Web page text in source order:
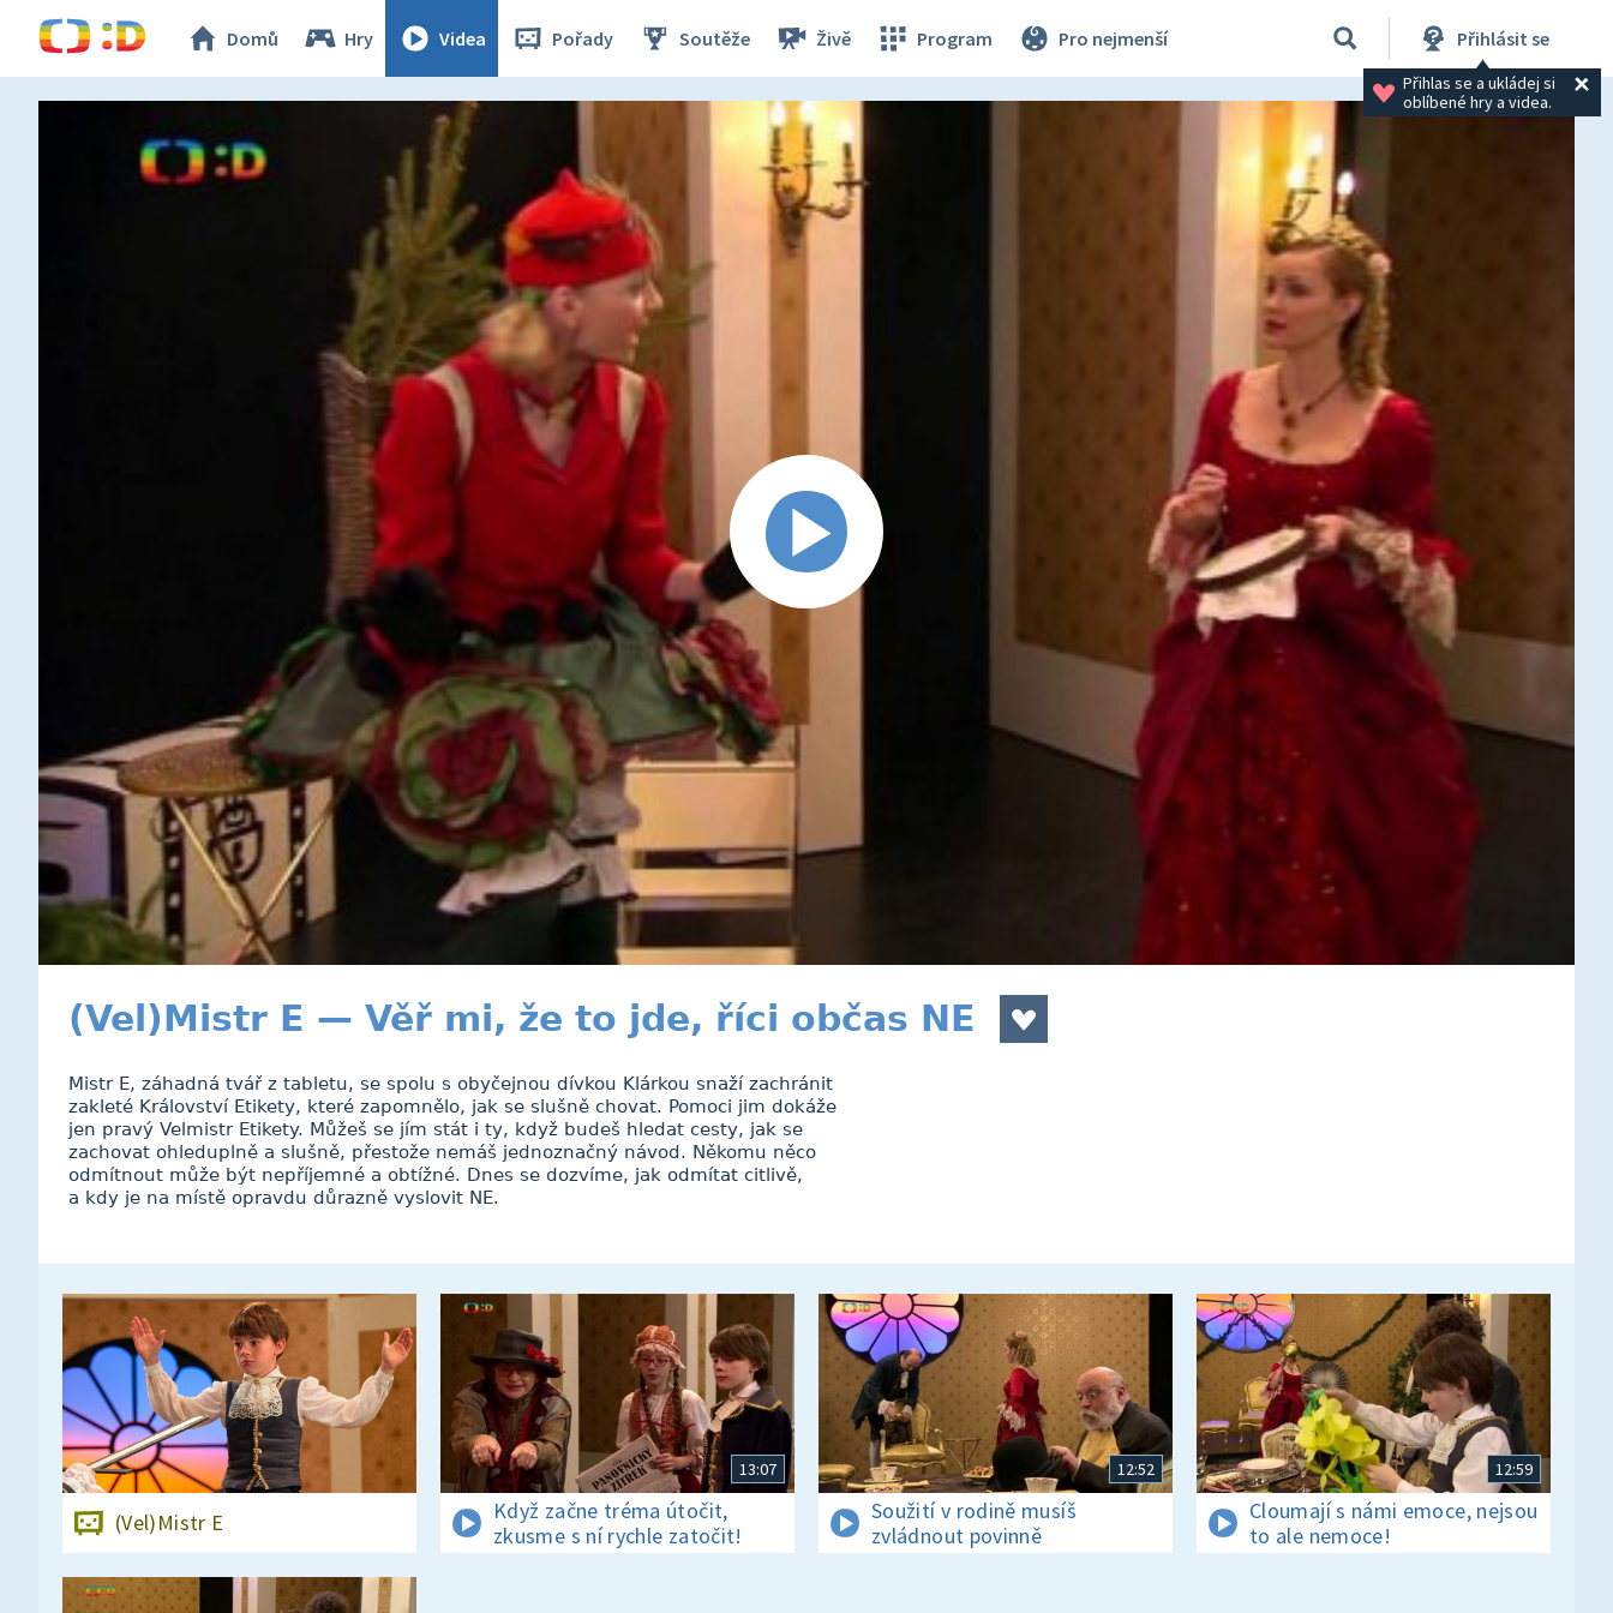
Domů Hry Videa Pořady Soutěže Živě Program Pro nejmenší Přihlásit se
Přihlas se a ukládej si
oblíbené hry a videa.
(Vel)Mistr E — Věř mi, že to jde, říci občas NE
Mistr E, záhadná tvář z tabletu, se spolu s obyčejnou dívkou Klárkou snaží zachránit
zakleté Království Etikety, které zapomnělo, jak se slušně chovat. Pomoci jim dokáže
jen pravý Velmistr Etikety. Můžeš se jím stát i ty, když budeš hledat cesty, jak se
zachovat ohleduplně a slušně, přestože nemáš jednoznačný návod. Někomu něco
odmítnout může být nepříjemné a obtížné. Dnes se dozvíme, jak odmítat citlivě,
a kdy je na místě opravdu důrazně vyslovit NE.
(Vel)Mistr E
13:07
Když začne tréma útočit,
zkusme s ní rychle zatočit!
12:52
Soužití v rodině musíš
zvládnout povinně
12:59
Cloumají s námi emoce, nejsou
to ale nemoce!